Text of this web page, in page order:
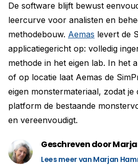
De software blijft bewust
leercurve voor analisten en
methodebouw. Aemas levert de
applicatiegericht op: volledig
methode in het eigen lab. In het
of op locatie laat Aemas de
eigen monstermateriaal, zodat
platform de bestaande
en vereenvoudigt.
Geschreven door
Lees meer van Marjan